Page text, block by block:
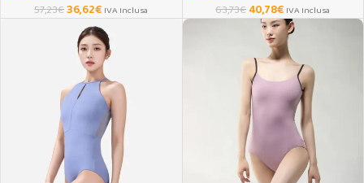
57,23€36,62€ IVA Inclusa 63,73€40,78€ IVA Inclusa